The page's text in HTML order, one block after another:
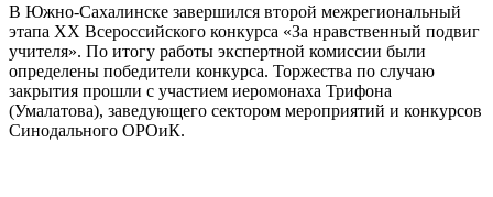
В Южно-Сахалинске завершился второй межрегиональный
этапа XX Всероссийского конкурса «За нравственный подвиг
учителя». По итогу работы экспертной комиссии были
определены победители конкурса. Торжества по случаю
закрытия прошли с участием иеромонаха Трифона
(Умалатова), заведующего сектором мероприятий и конкурсов
Синодального ОРОиК.